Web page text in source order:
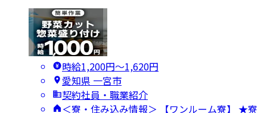
時給1,200円〜1,620円
愛知県 一宮市
契約社員・職業紹介
＜寮・住み込み情報＞ 【ワンルーム寮】 ★寮